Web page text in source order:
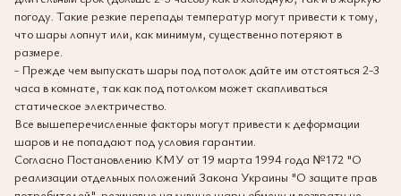
погоду. Такие резкие перепады температур могут привести к тому,
что шары лопнут или, как минимум, существенно потеряют в
размере.
- Прежде чем выпускать шары под потолок дайте им отстояться 2-3
часа в комнате, так как под потолком может скапливаться
статическое электричество.
Все вышеперечисленные факторы могут привести к деформации
шаров и не попадают под условия гарантии.
Согласно Постановлению КМУ от 19 марта 1994 года №172 "О
реализации отдельных положений Закона Украины "О защите прав